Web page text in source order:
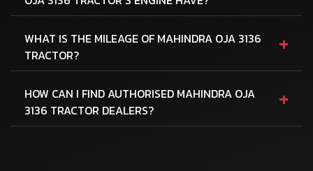
WHAT IS THE MILEAGE OF MAHINDRA OJA 3136
TRACTOR?
+
HOW CAN I FIND AUTHORISED MAHINDRA OJA
3136 TRACTOR DEALERS?
+